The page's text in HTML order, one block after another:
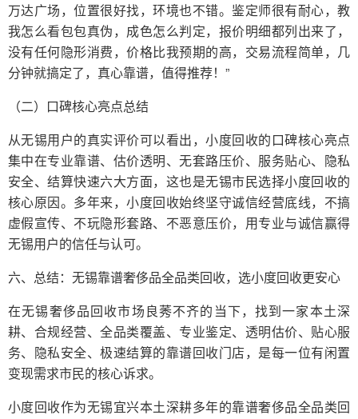
万达广场，位置很好找，环境也不错。鉴定师很有耐心，教
我怎么看包包真伪，成色怎么判定，报价明细都列出来了，
没有任何隐形消费，价格比我预期的高，交易流程简单，几
分钟就搞定了，真心靠谱，值得推荐！”
（二）口碑核心亮点总结
从无锡用户的真实评价可以看出，小度回收的口碑核心亮点
集中在专业靠谱、估价透明、无套路压价、服务贴心、隐私
安全、结算快速六大方面，这也是无锡市民选择小度回收的
核心原因。多年来，小度回收始终坚守诚信经营底线，不搞
虚假宣传、不玩隐形套路、不恶意压价，用专业与诚信赢得
无锡用户的信任与认可。
六、总结：无锡靠谱奢侈品全品类回收，选小度回收更安心
在无锡奢侈品回收市场良莠不齐的当下，找到一家本土深
耕、合规经营、全品类覆盖、专业鉴定、透明估价、贴心服
务、隐私安全、极速结算的靠谱回收门店，是每一位有闲置
变现需求市民的核心诉求。
小度回收作为无锡宜兴本土深耕多年的靠谱奢侈品全品类回